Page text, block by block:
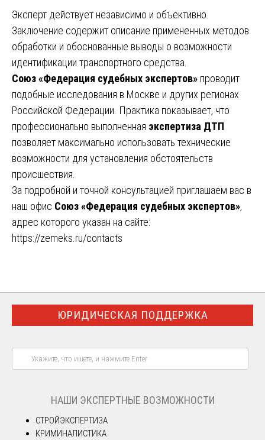
Эксперт действует независимо и объективно.
Заключение содержит описание примененных методов
обработки и обоснованные выводы о возможности
идентификации транспортного средства.
Союз «Федерация судебных экспертов» проводит
подобные исследования в Москве и других регионах
Российской Федерации. Практика показывает, что
профессионально выполненная экспертиза ДТП
позволяет максимально использовать технические
возможности для установления обстоятельств
происшествия.
За подробной и точной консультацией приглашаем вас в
наш офис Союз «Федерация судебных экспертов»,
адрес которого указан на сайте:
https://zemeks.ru/contacts
ЮРИДИЧЕСКАЯ ПОДДЕРЖКА
НАШИ ЭКСПЕРТНЫЕ ВОЗМОЖНОСТИ
СТРОЙЭКСПЕРТИЗА
КРИМИНАЛИСТИКА